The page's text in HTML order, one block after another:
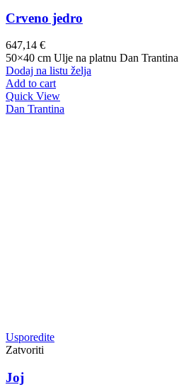
Crveno jedro
647,14 €
50×40 cm Ulje na platnu Dan Trantina
Dodaj na listu želja
Add to cart
Quick View
Dan Trantina
Usporedite
Zatvoriti
Joj